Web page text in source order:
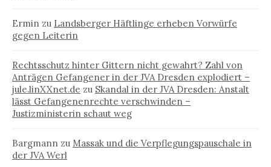
Ermin zu Landsberger Häftlinge erheben Vorwürfe
gegen Leiterin
Rechtsschutz hinter Gittern nicht gewahrt? Zahl von
Anträgen Gefangener in der JVA Dresden explodiert –
jule.linXXnet.de zu Skandal in der JVA Dresden: Anstalt
lässt Gefangenenrechte verschwinden –
Justizministerin schaut weg
Bargmann zu Massak und die Verpflegungspauschale in
der JVA Werl